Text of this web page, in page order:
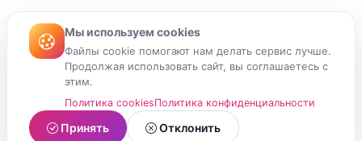
Мы используем cookies
Файлы cookie помогают нам делать сервис лучше.
Продолжая использовать сайт, вы соглашаетесь с
этим.
Политика cookiesПолитика конфиденциальности
Принять Отклонить